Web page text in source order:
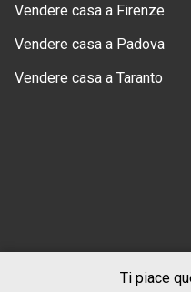
Ti piace
Vendere casa a Firenze
Vendere casa a Padova
Vendere casa a Taranto